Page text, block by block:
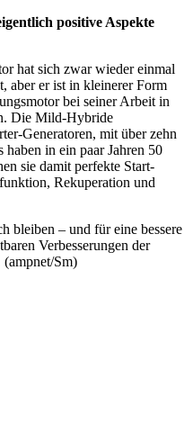
positive Aspekte
hat sich zwar wieder einmal
aber er ist in kleinerer Form
bei seiner Arbeit in
Die Mild-Hybride
Generatoren, mit über zehn
in ein paar Jahren 50
sie damit perfekte Start-
Rekuperation und
bleiben – und für eine bessere
Verbesserungen der
(ampnet/Sm)